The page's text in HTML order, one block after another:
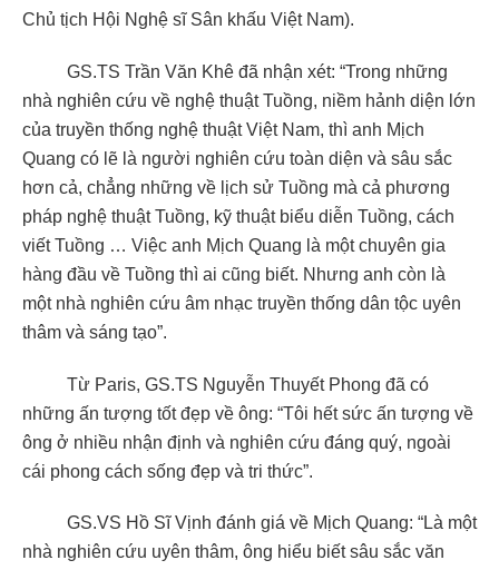
Chủ tịch Hội Nghệ sĩ Sân khấu Việt Nam).
GS.TS Trần Văn Khê đã nhận xét: “Trong những
nhà nghiên cứu về nghệ thuật Tuồng, niềm hảnh diện lớn
của truyền thống nghệ thuật Việt Nam, thì anh Mịch
Quang có lẽ là người nghiên cứu toàn diện và sâu sắc
hơn cả, chẳng những về lịch sử Tuồng mà cả phương
pháp nghệ thuật Tuồng, kỹ thuật biểu diễn Tuồng, cách
viết Tuồng … Việc anh Mịch Quang là một chuyên gia
hàng đầu về Tuồng thì ai cũng biết. Nhưng anh còn là
một nhà nghiên cứu âm nhạc truyền thống dân tộc uyên
thâm và sáng tạo”.
Từ Paris, GS.TS Nguyễn Thuyết Phong đã có
những ấn tượng tốt đẹp về ông: “Tôi hết sức ấn tượng về
ông ở nhiều nhận định và nghiên cứu đáng quý, ngoài
cái phong cách sống đẹp và tri thức”.
GS.VS Hồ Sĩ Vịnh đánh giá về Mịch Quang: “Là một
nhà nghiên cứu uyên thâm, ông hiểu biết sâu sắc văn